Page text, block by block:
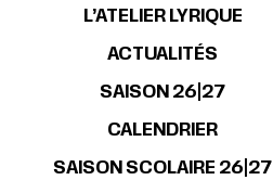
L’ATELIER LYRIQUE
ACTUALITÉS
SAISON 26|27
CALENDRIER
SAISON SCOLAIRE 26|27